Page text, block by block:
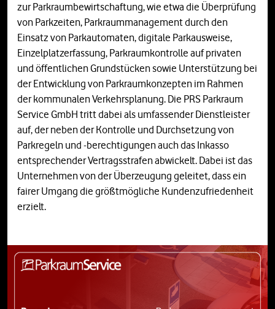
zur Parkraumbewirtschaftung, wie etwa die Überprüfung
von Parkzeiten, Parkraummanagement durch den
Einsatz von Parkautomaten, digitale Parkausweise,
Einzelplatzerfassung, Parkraumkontrolle auf privaten
und öffentlichen Grundstücken sowie Unterstützung bei
der Entwicklung von Parkraumkonzepten im Rahmen
der kommunalen Verkehrsplanung. Die PRS Parkraum
Service GmbH tritt dabei als umfassender Dienstleister
auf, der neben der Kontrolle und Durchsetzung von
Parkregeln und -berechtigungen auch das Inkasso
entsprechender Vertragsstrafen abwickelt. Dabei ist das
Unternehmen von der Überzeugung geleitet, dass ein
fairer Umgang die größtmögliche Kundenzufriedenheit
erzielt.